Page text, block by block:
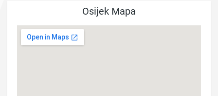
Osijek Mapa